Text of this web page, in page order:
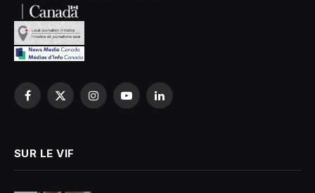
Facebook
X
InstagramYouTubeLinkedIn
SUR LE VIF